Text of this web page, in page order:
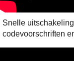
Snelle
codevoorschriften